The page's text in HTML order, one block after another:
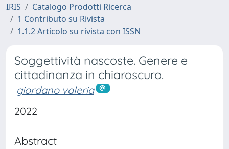
IRIS
Catalogo Prodotti Ricerca
1 Contributo su Rivista
1.1.2 Articolo su rivista con ISSN
Soggettività nascoste. Genere e
cittadinanza in chiaroscuro.
giordano valeria
2022
Abstract